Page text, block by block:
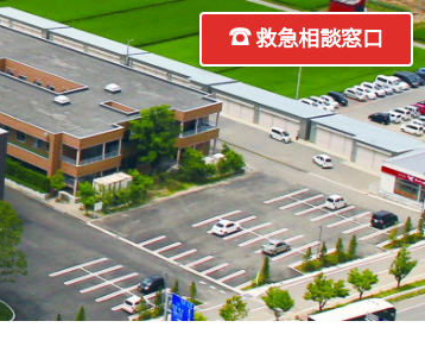
救急相談窓口